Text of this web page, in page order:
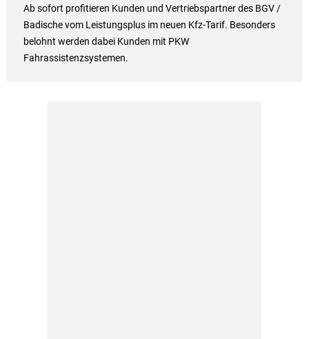
Ab sofort profitieren Kunden und Vertriebspartner des BGV /
Badische vom Leistungsplus im neuen Kfz-Tarif. Besonders
belohnt werden dabei Kunden mit PKW
Fahrassistenzsystemen.